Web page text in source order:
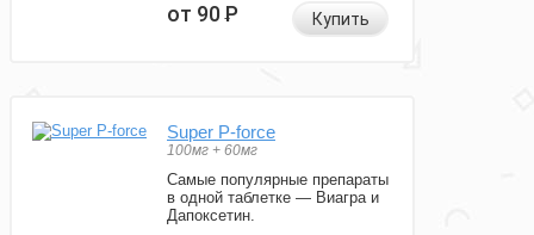
от 90Р Купить
Super P-force
100мг + 60мг
Самые популярные препараты
в одной таблетке — Виагра и
Дапоксетин.